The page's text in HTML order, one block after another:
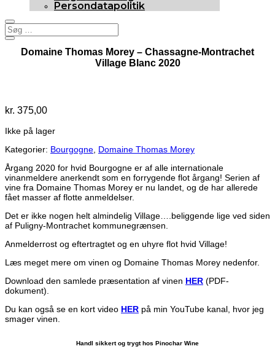
Persondatapolitik
Domaine Thomas Morey – Chassagne-Montrachet
Village Blanc 2020
kr. 375,00
Ikke på lager
Kategorier: Bourgogne Domaine Thomas Morey
Årgang 2020 for hvid Bourgogne er af alle internationale
vinanmeldere anerkendt som en forrygende flot årgang! Serien af
vine fra Domaine Thomas Morey er nu landet, og de har allerede
fået masser af flotte anmeldelser.
Det er ikke nogen helt almindelig Village….beliggende lige ved siden
af Puligny-Montrachet kommunegrænsen.
Anmelderrost og eftertragtet og en uhyre flot hvid Village!
Læs meget mere om vinen og Domaine Thomas Morey nedenfor.
Download den samlede præsentation af vinen HER (PDF-
dokument).
Du kan også se en kort video HER på min YouTube kanal, hvor jeg
smager vinen.
Handl sikkert og trygt hos Pinochar Wine